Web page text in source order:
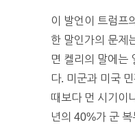
이 발언이 트럼프
한 말인가의 문제
면 켈리의 말에는
다. 미군과 미국
때보다 먼 시기이
년의 40%가 군